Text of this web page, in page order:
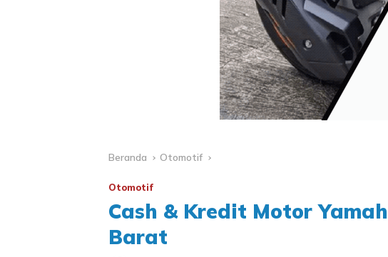
Beranda Otomotif
Otomotif
Cash & Kredit Motor
Barat